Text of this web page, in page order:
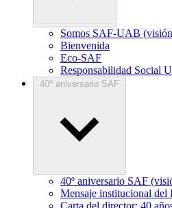
Somos SAF-UAB
Bienvenida
Eco-SAF
Responsabilidad Social
40º aniversario SAF
40º aniversario SAF
Mensaje institucional del